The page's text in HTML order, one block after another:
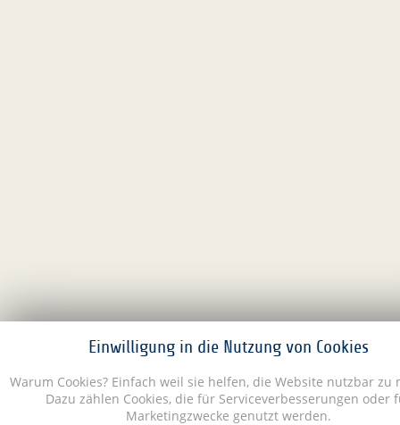
Einwilligung in die Nutzung von Cookies
Warum Cookies? Einfach weil sie helfen, die Website nutzbar zu
Dazu zählen Cookies, die für Serviceverbesserungen oder
Marketingzwecke genutzt werden.